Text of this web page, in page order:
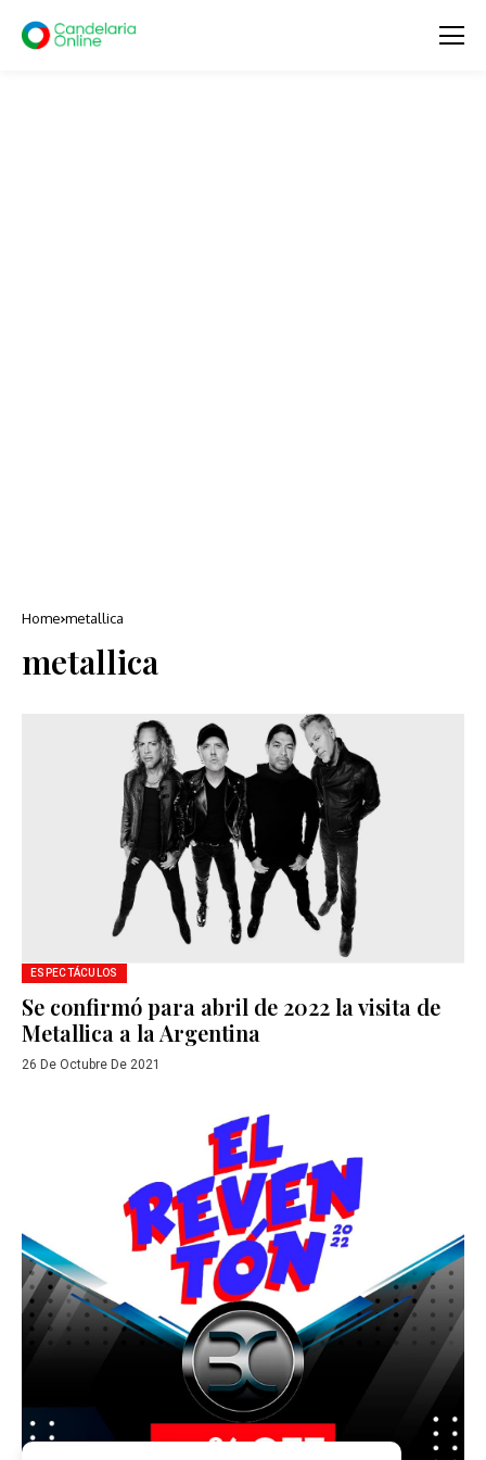
Home metallica
metallica
ESPECTÁCULOS
Se confirmó para abril de 2022 la visita de
Metallica a la Argentina
26 De Octubre De 2021